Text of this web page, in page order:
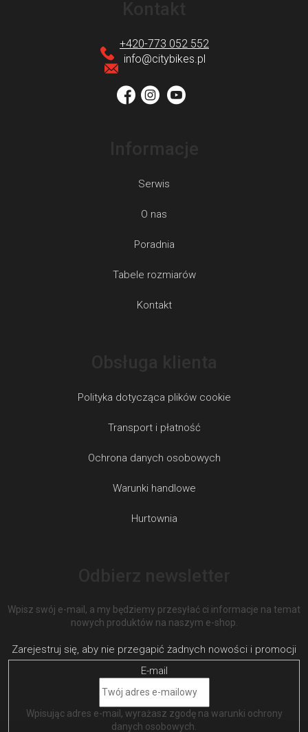
info@citybikes.pl
+420-773 052 552
Serwis
O nas
Poradnia
Tabele rozmiarów
Kontakt
Polityka dotycząca plików cookie
Transport i płatność
Ochrona danych osobowych
Warunki handlowe
Hurtownia
Wpisz swój e-mail, a my będziemy przesyłać ci informacje na temat
nowych produktów na naszym e-shop.
E-mail
Wpisując adres e-mail, wyrażasz zgodę na warunki ochrony
danych osobowych